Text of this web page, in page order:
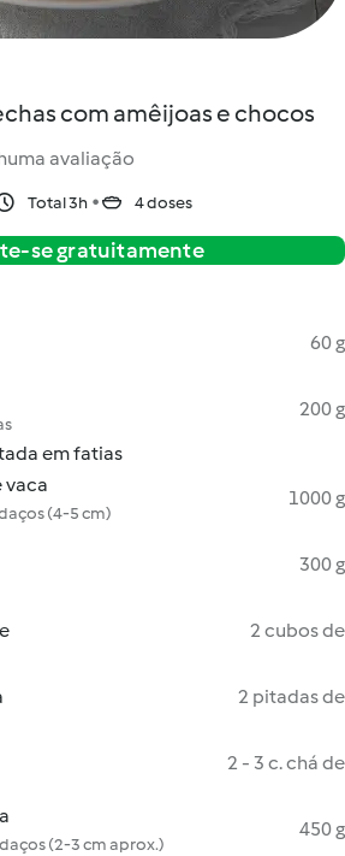
com amêijoas e chocos
avaliação
Total 3h 4 doses
se gratuitamente
60 g
200 g
em fatias
vaca
(4-5 cm)
1000 g
300 g
2 cubos de
2 pitadas de
2 - 3 c. chá de
(2-3 cm aprox.)
450 g